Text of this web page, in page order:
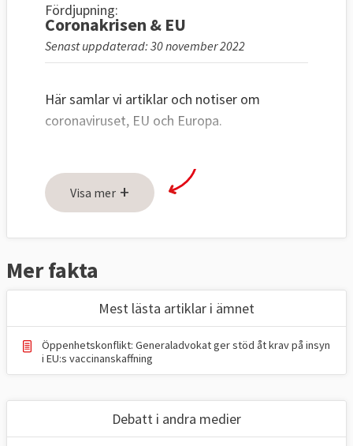
Fördjupning:
Coronakrisen & EU
Senast uppdaterad: 30 november 2022
Här samlar vi artiklar och notiser om
coronaviruset, EU och Europa.
Visa mer +
Mer fakta
Mest lästa artiklar i ämnet
Öppenhetskonflikt: Generaladvokat ger stöd åt krav på insyn
i EU:s vaccinanskaffning
Debatt i andra medier